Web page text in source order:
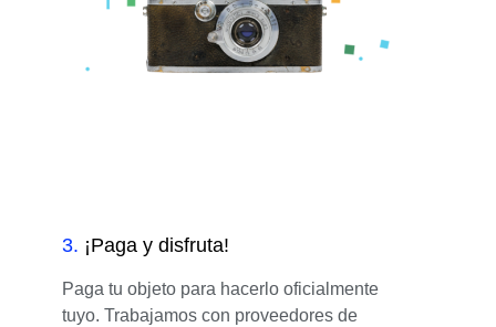
3. ¡Paga y disfruta!
Paga tu objeto para hacerlo oficialmente
tuyo. Trabajamos con proveedores de